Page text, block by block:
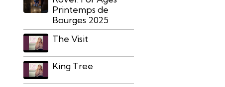
Printemps de
Bourges 2025
The Visit
King Tree